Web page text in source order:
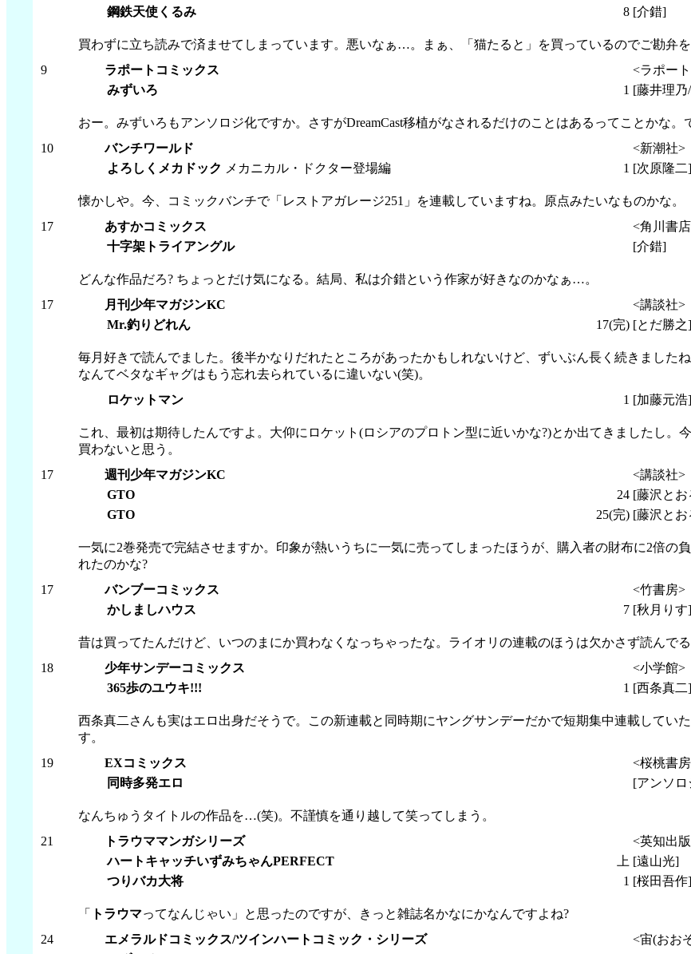
鋼鉄天使くるみ
8 [介錯]
買わずに立ち読みで済ませてしまっています。悪いなぁ…。まぁ、「猫たると」を買っているのでご勘弁
9
ラポートコミックス
<ラポー
みずいろ
1 [藤井理
おー。みずいろもアンソロジ化ですか。さすがDreamCast移植がなされるだけのことはあるってことかな。
10
バンチワールド
<新潮社>
よろしくメカドック メカニカル・ドクター登場編 1 [次原隆二]
懐かしや。今、コミックバンチで「レストアガレージ251」を連載していますね。原点みたいなものかな。
17
あすかコミックス
<角川書
十字架トライアングル
[介錯]
どんな作品だろ? ちょっとだけ気になる。結局、私は介錯という作家が好きなのかなぁ…。
17
月刊少年マガジンKC
<講談社>
Mr.釣りどれん
17(完) [とだ勝之]
毎月好きで読んでました。後半かなりだれたところがあったかもしれないけど、ずいぶん長く続きました
なんてベタなギャグはもう忘れ去られているに違いない(笑)。
ロケットマン
1 [加藤元浩]
これ、最初は期待したんですよ。大仰にロケット(ロシアのプロトン型に近いかな?)とか出てきましたし。
買わないと思う。
17
週刊少年マガジンKC
<講談社>
GTO
24 [藤沢とお
GTO
25(完) [藤沢とお
一気に2巻発売で完結させますか。印象が熱いうちに一気に売ってしまったほうが、購入者の財布に2倍の
れたのかな?
17
バンブーコミックス
<竹書房>
かしましハウス
7 [秋月りす]
昔は買ってたんだけど、いつのまにか買わなくなっちゃったな。ライオリの連載のほうは欠かさず読んで
18
少年サンデーコミックス
<小学館>
365歩のユウキ!!!
1 [西条真二]
西条真二さんも実はエロ出身だそうで。この新連載と同時期にヤングサンデーだかで短期集中連載してい
す。
19
EXコミックス
<桜桃書
同時多発エロ
[アンソロ
なんちゅうタイトルの作品を…(笑)。不謹慎を通り越して笑ってしまう。
21
トラウママンガシリーズ
<英知出
ハートキャッチいずみちゃんPERFECT
上 [遠山光]
つりバカ大将
1 [桜田吾作]
「 トラウマってなんじゃい」と思ったのですが、きっと雑誌名かなにかなんですよね?
24
エメラルドコミックス/ツインハートコミック・シリーズ
<宙(おお